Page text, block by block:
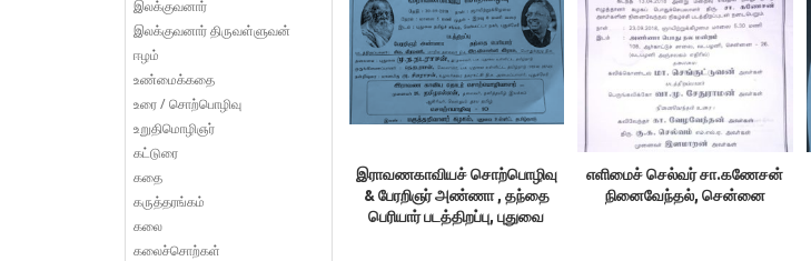
இராவணகாவியச் சொற்பொழிவு
& பேரறிஞர் அண்ணா , தந்தை
பெரியார் படத்திறப்பு, புதுவை
எளிமைச் செல்வர் சா.கணேசன்
நினைவேந்தல், சென்னை
இலக்குவனார்
இலக்குவனார் திருவள்ளுவன்
ஈழம்
உண்மைக்கதை
உரை / சொற்பொழிவு
உறுதிமொழிஞர்
கட்டுரை
கதை
கருத்தரங்கம்
கலை
கலைச்சொற்கள்